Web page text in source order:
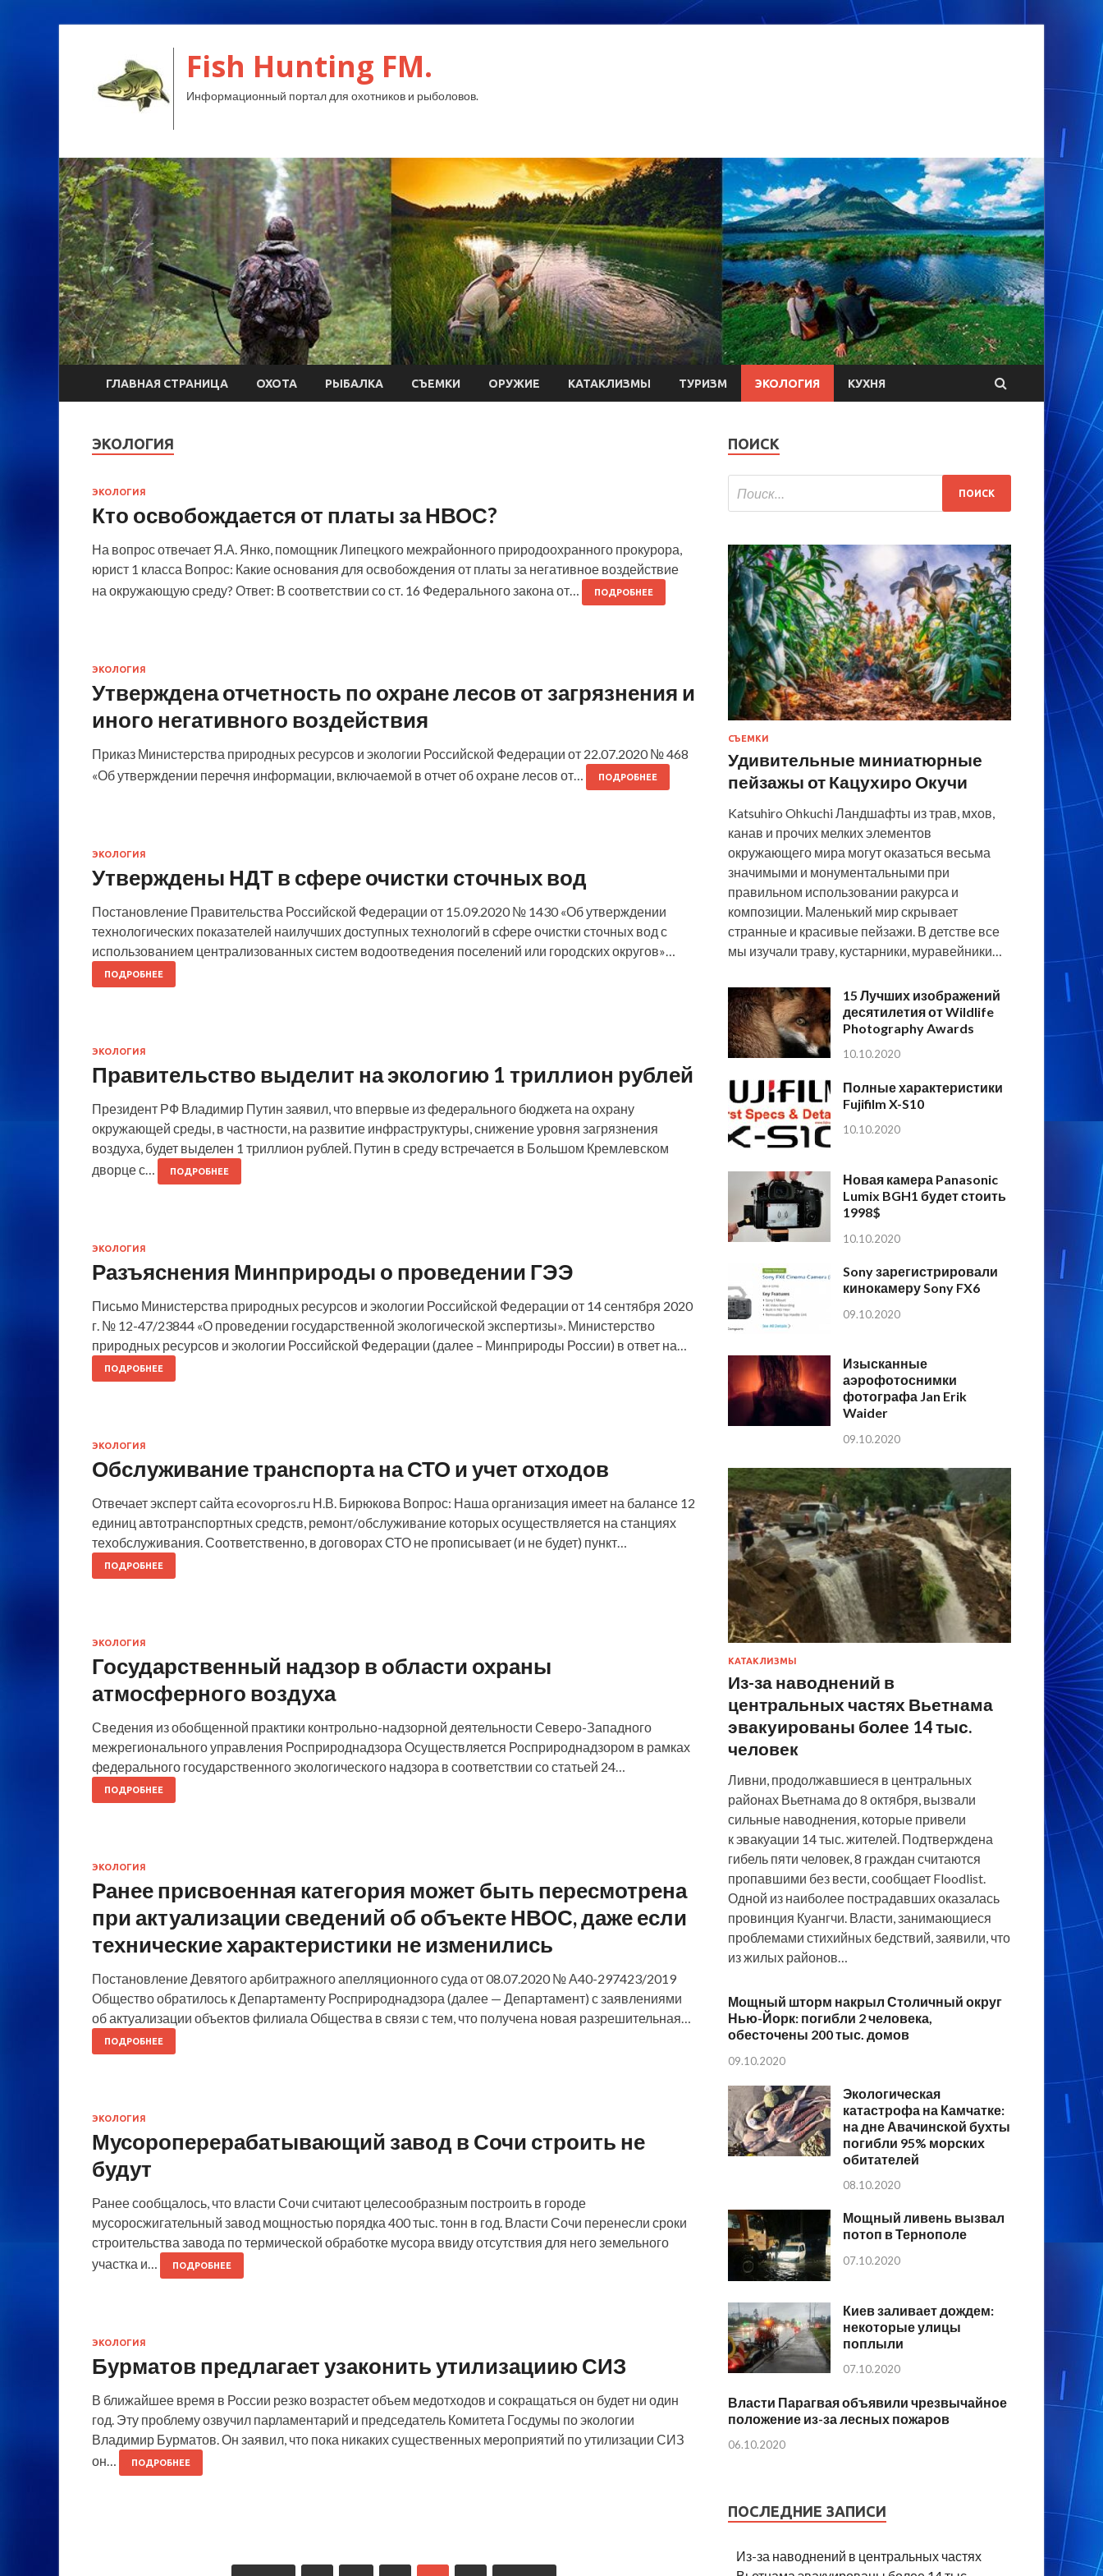
Fish Hunting FM.
Информационный портал для охотников и рыболовов.
ГЛАВНАЯ СТРАНИЦА ОХОТА РЫБАЛКА СЪЕМКИ ОРУЖИЕ КАТАКЛИЗМЫ ТУРИЗМ ЭКОЛОГИЯ КУХНЯ
ЭКОЛОГИЯ
ЭКОЛОГИЯ
Кто освобождается от платы за НВОС?
На вопрос отвечает Я.А. Янко, помощник Липецкого межрайонного природоохранного прокурора,
юрист 1 класса Вопрос: Какие основания для освобождения от платы за негативное воздействие
на окружающую среду? Ответ: В соответствии со ст. 16 Федерального закона от…
ПОДРОБНЕЕ
ЭКОЛОГИЯ
Утверждена отчетность по охране лесов от загрязнения и
иного негативного воздействия
Приказ Министерства природных ресурсов и экологии Российской Федерации от 22.07.2020 № 468
«Об утверждении перечня информации, включаемой в отчет об охране лесов от…
ПОДРОБНЕЕ
ЭКОЛОГИЯ
Утверждены НДТ в сфере очистки сточных вод
Постановление Правительства Российской Федерации от 15.09.2020 № 1430 «Об утверждении
технологических показателей наилучших доступных технологий в сфере очистки сточных вод с
использованием централизованных систем водоотведения поселений или городских округов»…
ПОДРОБНЕЕ
ЭКОЛОГИЯ
Правительство выделит на экологию 1 триллион рублей
Президент РФ Владимир Путин заявил, что впервые из федерального бюджета на охрану
окружающей среды, в частности, на развитие инфраструктуры, снижение уровня загрязнения
воздуха, будет выделен 1 триллион рублей. Путин в среду встречается в Большом Кремлевском
дворце с…
ПОДРОБНЕЕ
ЭКОЛОГИЯ
Разъяснения Минприроды о проведении ГЭЭ
Письмо Министерства природных ресурсов и экологии Российской Федерации от 14 сентября 2020
г. № 12-47/23844 «О проведении государственной экологической экспертизы». Министерство
природных ресурсов и экологии Российской Федерации (далее – Минприроды России) в ответ на…
ПОДРОБНЕЕ
ЭКОЛОГИЯ
Обслуживание транспорта на СТО и учет отходов
Отвечает эксперт сайта ecovopros.ru Н.В. Бирюкова Вопрос: Наша организация имеет на балансе 12
единиц автотранспортных средств, ремонт/обслуживание которых осуществляется на станциях
техобслуживания. Соответственно, в договорах СТО не прописывает (и не будет) пункт…
ПОДРОБНЕЕ
ЭКОЛОГИЯ
Государственный надзор в области охраны
атмосферного воздуха
Сведения из обобщенной практики контрольно-надзорной деятельности Северо-Западного
межрегионального управления Росприроднадзора Осуществляется Росприроднадзором в рамках
федерального государственного экологического надзора в соответствии со статьей 24…
ПОДРОБНЕЕ
ЭКОЛОГИЯ
Ранее присвоенная категория может быть пересмотрена
при актуализации сведений об объекте НВОС, даже если
технические характеристики не изменились
Постановление Девятого арбитражного апелляционного суда от 08.07.2020 № А40-297423/2019
Общество обратилось к Департаменту Росприроднадзора (далее — Департамент) с заявлениями
об актуализации объектов филиала Общества в связи с тем, что получена новая разрешительная…
ПОДРОБНЕЕ
ЭКОЛОГИЯ
Мусороперерабатывающий завод в Сочи строить не
будут
Ранее сообщалось, что власти Сочи считают целесообразным построить в городе
мусоросжигательный завод мощностью порядка 400 тыс. тонн в год. Власти Сочи перенесли сроки
строительства завода по термической обработке мусора ввиду отсутствия для него земельного
участка и…
ПОДРОБНЕЕ
ЭКОЛОГИЯ
Бурматов предлагает узаконить утилизациию СИЗ
В ближайшее время в России резко возрастет объем медотходов и сокращаться он будет ни один
год. Эту проблему озвучил парламентарий и председатель Комитета Госдумы по экологии
Владимир Бурматов. Он заявил, что пока никаких существенных мероприятий по утилизации СИЗ
он…
ПОДРОБНЕЕ
ПОИСК
СЪЕМКИ
Удивительные миниатюрные
пейзажы от Кацухиро Окучи
Katsuhiro Ohkuchi Ландшафты из трав, мхов,
канав и прочих мелких элементов
окружающего мира могут оказаться весьма
значимыми и монументальными при
правильном использовании ракурса и
композиции. Маленький мир скрывает
странные и красивые пейзажи. В детстве все
мы изучали траву, кустарники, муравейники…
15 Лучших изображений
десятилетия от Wildlife
Photography Awards
10.10.2020
Полные характеристики
Fujifilm X-S10
10.10.2020
Новая камера Panasonic
Lumix BGH1 будет стоить
1998$
10.10.2020
Sony зарегистрировали
кинокамеру Sony FX6
09.10.2020
Изысканные
аэрофотоснимки
фотографа Jan Erik
Waider
09.10.2020
КАТАКЛИЗМЫ
Из-за наводнений в
центральных частях Вьетнама
эвакуированы более 14 тыс.
человек
Ливни, продолжавшиеся в центральных
районах Вьетнама до 8 октября, вызвали
сильные наводнения, которые привели
к эвакуации 14 тыс. жителей. Подтверждена
гибель пяти человек, 8 граждан считаются
пропавшими без вести, сообщает Floodlist.
Одной из наиболее пострадавших оказалась
провинция Куангчи. Власти, занимающиеся
проблемами стихийных бедствий, заявили, что
из жилых районов…
Мощный шторм накрыл Столичный округ
Нью-Йорк: погибли 2 человека,
обесточены 200 тыс. домов
09.10.2020
Экологическая
катастрофа на Камчатке:
на дне Авачинской бухты
погибли 95% морских
обитателей
08.10.2020
Мощный ливень вызвал
потоп в Тернополе
07.10.2020
Киев заливает дождем:
некоторые улицы
поплыли
07.10.2020
Власти Парагвая объявили чрезвычайное
положение из-за лесных пожаров
06.10.2020
ПОСЛЕДНИЕ ЗАПИСИ
Из-за наводнений в центральных частях